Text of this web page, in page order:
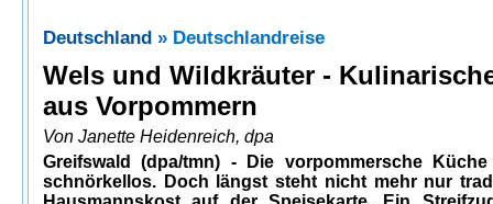
Deutschland » Deutschlandreise
Wels und Wildkräuter -
aus Vorpommern
Von Janette Heidenreich, dpa
Greifswald (dpa/tmn) - Die vorpommersche
schnörkellos. Doch längst steht nicht mehr nur